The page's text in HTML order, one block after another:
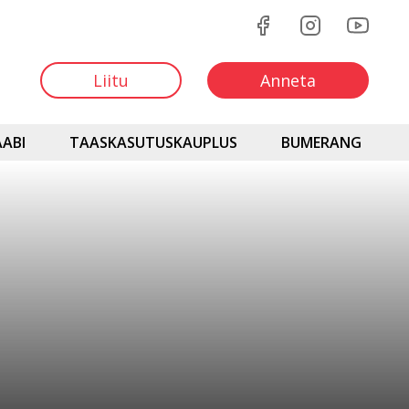
Liitu Anneta
TAASKASUTUSKAUPLUS BUMERANG